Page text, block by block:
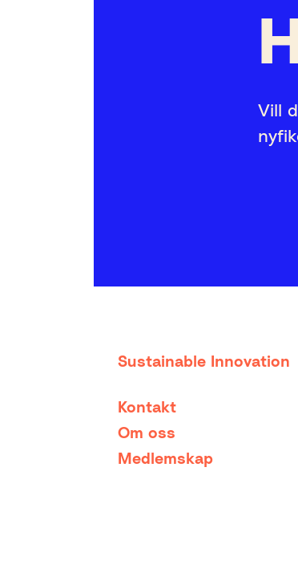
Vill
Sustainable Innovation
Kontakt
Om oss
Medlemskap